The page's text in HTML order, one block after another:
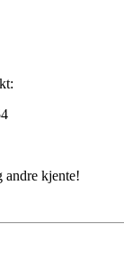
andre kjente!